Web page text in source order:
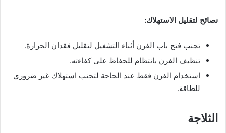
نصائح لتقليل الاستهلاك:
تجنب فتح باب الفرن أثناء التشغيل لتقليل فقدان الحرارة.
تنظيف الفرن بانتظام للحفاظ على كفاءته.
استخدام الفرن فقط عند الحاجة لتجنب استهلاك غير ضروري
للطاقة.
الثلاجة